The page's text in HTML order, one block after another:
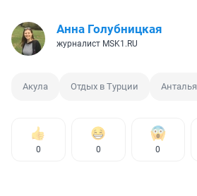
Анна Голубницкая
журналист MSK1.RU
Акула Отдых в Турции Анталья
0 0 0